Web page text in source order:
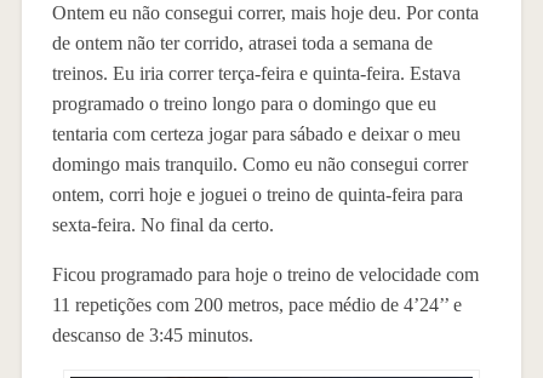
Ontem eu não consegui correr, mais hoje deu. Por conta
de ontem não ter corrido, atrasei toda a semana de
treinos. Eu iria correr terça-feira e quinta-feira. Estava
programado o treino longo para o domingo que eu
tentaria com certeza jogar para sábado e deixar o meu
domingo mais tranquilo. Como eu não consegui correr
ontem, corri hoje e joguei o treino de quinta-feira para
sexta-feira. No final da certo.
Ficou programado para hoje o treino de velocidade com
11 repetições com 200 metros, pace médio de 4’24’’ e
descanso de 3:45 minutos.